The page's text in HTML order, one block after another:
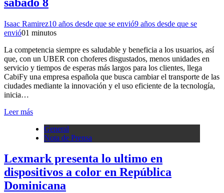
Isaac Ramirez10 años desde que se envió9 años desde que se
envió01 minutos
La competencia siempre es saludable y beneficia a los usuarios, así
que, con un UBER con choferes disgustados, menos unidades en
servicio y tiempos de esperas más largos para los clientes, llega
CabiFy una empresa española que busca cambiar el transporte de las
ciudades mediante la innovación y el uso eficiente de la tecnología,
inicia…
Leer más
General
Nota de Prensa
Lexmark presenta lo ultimo en
dispositivos a color en República
Dominicana